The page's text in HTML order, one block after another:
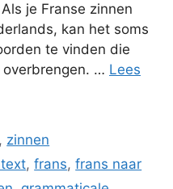
je Franse zinnen
kan het soms
te vinden die
… Lees
zinnen
,frans,frans naar